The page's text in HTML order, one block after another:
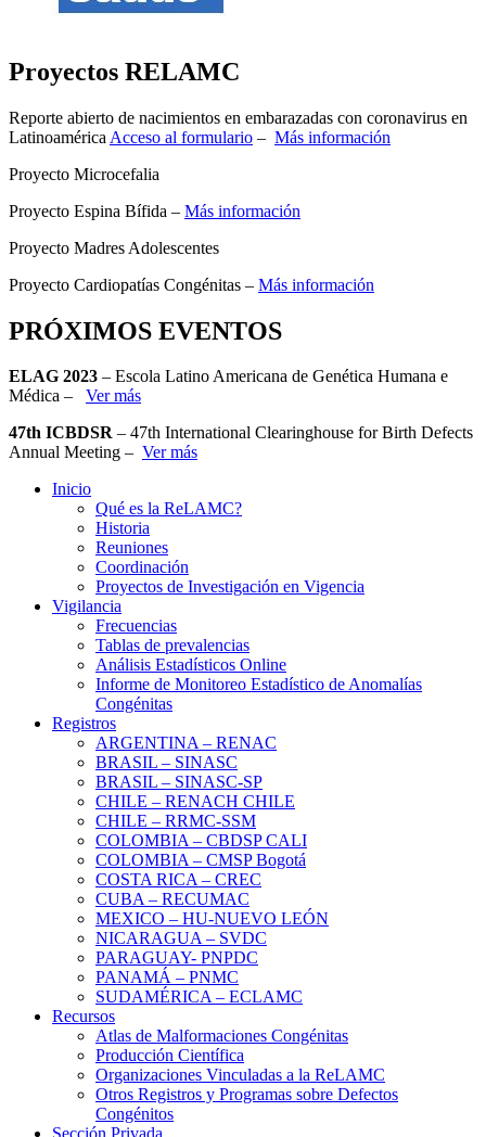
Proyectos RELAMC
Reporte abierto de nacimientos en embarazadas con coronavirus en
Latinoamérica Acceso al formulario – Más información
Proyecto Microcefalia
Proyecto Espina Bífida – Más información
Proyecto Madres Adolescentes
Proyecto Cardiopatías Congénitas – Más información
PRÓXIMOS EVENTOS
ELAG 2023 – Escola Latino Americana de Genética Humana e
Médica – Ver más
47th ICBDSR – 47th International Clearinghouse for Birth Defects
Annual Meeting – Ver más
Inicio
Qué es la ReLAMC?
Historia
Reuniones
Coordinación
Proyectos de Investigación en Vigencia
Vigilancia
Frecuencias
Tablas de prevalencias
Análisis Estadísticos Online
Informe de Monitoreo Estadístico de Anomalías
Congénitas
Registros
ARGENTINA – RENAC
BRASIL – SINASC
BRASIL – SINASC-SP
CHILE – RENACH CHILE
CHILE – RRMC-SSM
COLOMBIA – CBDSP CALI
COLOMBIA – CMSP Bogotá
COSTA RICA – CREC
CUBA – RECUMAC
MEXICO – HU-NUEVO LEÓN
NICARAGUA – SVDC
PARAGUAY- PNPDC
PANAMÁ – PNMC
SUDAMÉRICA – ECLAMC
Recursos
Atlas de Malformaciones Congénitas
Producción Científica
Organizaciones Vinculadas a la ReLAMC
Otros Registros y Programas sobre Defectos
Congénitos